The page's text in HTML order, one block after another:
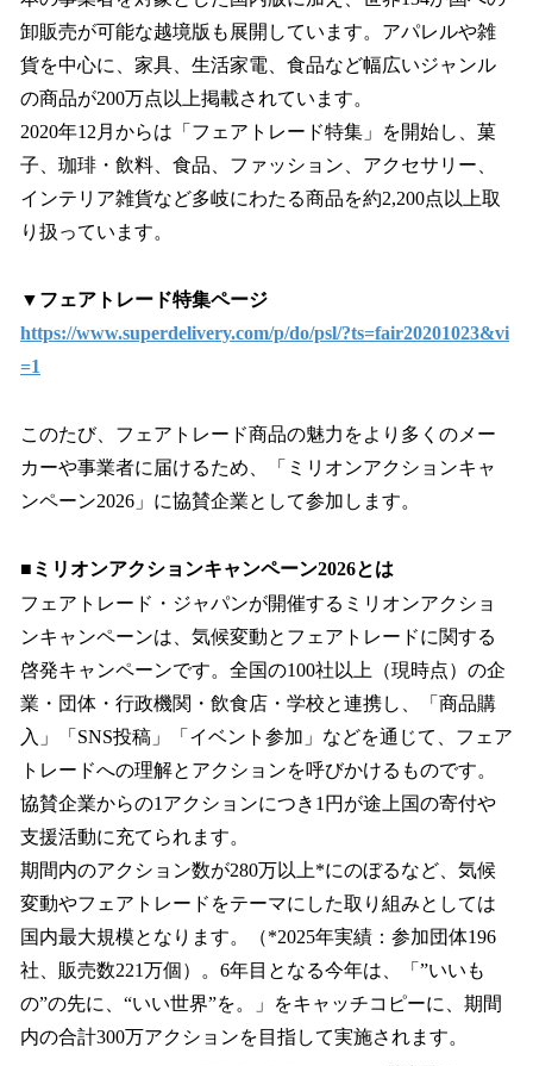
卸販売が可能な越境版も展開しています。アパレルや雑
貨を中心に、家具、生活家電、食品など幅広いジャンル
の商品が200万点以上掲載されています。
2020年12月からは「フェアトレード特集」を開始し、菓
子、珈琲・飲料、食品、ファッション、アクセサリー、
インテリア雑貨など多岐にわたる商品を約2,200点以上取
り扱っています。
▼フェアトレード特集ページ
https://www.superdelivery.com/p/do/psl/?ts=fair20201023&vi
=1
このたび、フェアトレード商品の魅力をより多くのメー
カーや事業者に届けるため、「ミリオンアクションキャ
ンペーン2026」に協賛企業として参加します。
■ミリオンアクションキャンペーン2026とは
フェアトレード・ジャパンが開催するミリオンアクショ
ンキャンペーンは、気候変動とフェアトレードに関する
啓発キャンペーンです。全国の100社以上（現時点）の企
業・団体・行政機関・飲食店・学校と連携し、「商品購
入」「SNS投稿」「イベント参加」などを通じて、フェア
トレードへの理解とアクションを呼びかけるものです。
協賛企業からの1アクションにつき1円が途上国の寄付や
支援活動に充てられます。
期間内のアクション数が280万以上*にのぼるなど、気候
変動やフェアトレードをテーマにした取り組みとしては
国内最大規模となります。（*2025年実績：参加団体196
社、販売数221万個）。6年目となる今年は、「”いいも
の”の先に、“いい世界”を。」をキャッチコピーに、期間
内の合計300万アクションを目指して実施されます。